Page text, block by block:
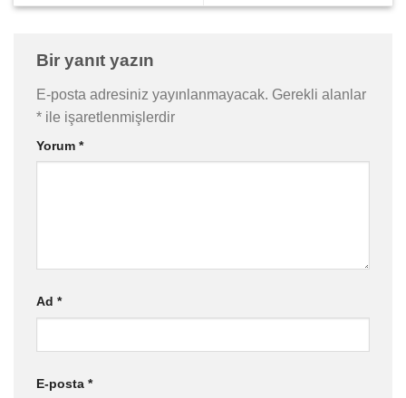
Bir yanıt yazın
E-posta adresiniz yayınlanmayacak. Gerekli alanlar
* ile işaretlenmişlerdir
Yorum *
Ad *
E-posta *